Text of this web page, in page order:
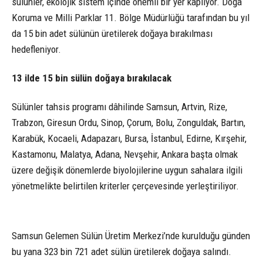
Koruma ve Milli Parklar 11. Bölge Müdürlüğü tarafından bu yıl
da 15 bin adet sülünün üretilerek doğaya bırakılması
hedefleniyor.
13 ilde 15 bin sülün doğaya bırakılacak
Sülünler tahsis programı dâhilinde Samsun, Artvin, Rize,
Trabzon, Giresun Ordu, Sinop, Çorum, Bolu, Zonguldak, Bartın,
Karabük, Kocaeli, Adapazarı, Bursa, İstanbul, Edirne, Kırşehir,
Kastamonu, Malatya, Adana, Nevşehir, Ankara başta olmak
üzere değişik dönemlerde biyolojilerine uygun sahalara ilgili
yönetmelikte belirtilen kriterler çerçevesinde yerleştiriliyor.
Samsun Gelemen Sülün Üretim Merkezi’nde kurulduğu günden
bu yana 323 bin 721 adet sülün üretilerek doğaya salındı.